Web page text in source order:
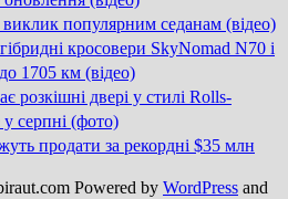
популярним седанам (відео)
кросовери SkyNomad N70 і
1705 км (відео)
розкішні двері у стилі Rolls-
серпні (фото)
продати за рекордні $35 млн
Powered by WordPress and